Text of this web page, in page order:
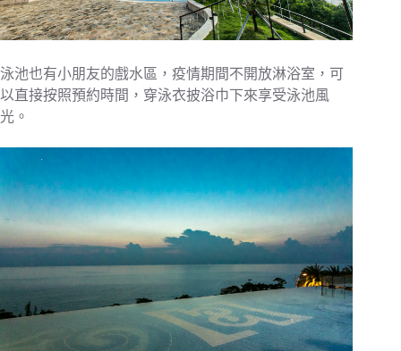
泳池也有小朋友的戲水區，疫情期間不開放淋浴室，可
以直接按照預約時間，穿泳衣披浴巾下來享受泳池風
光。